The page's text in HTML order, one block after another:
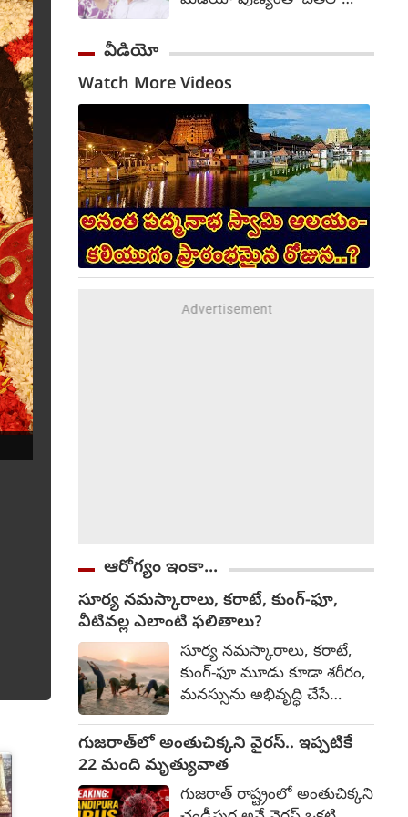
ఆయన డిమాండ్ చేశారు.
దేవరపల్లి పొగాకు వేలం కేంద్రం
వద్ద రైతులతో మాట్లాడిన జగన్,
మరియు కొనుగోళ్లు సరిగ్గా
జరగకపోవడం వల్ల రైతులు భారీ
నష్టాలను చవిచూస్తున్నారని
పేర్కొన్నారు.
పరిచయాలు కాస్త ప్రేమగా, ఆపై
మోసాలుగా మారుతున్నాయి.
తాజాగా ప్రేమ పేరుతో ప్రియుడు
మోసం చేశాడని, ఓ యువతి
అతని ఇంటి ముందు నిరసన
తెలిపింది. ఈ ఘటన
హైదరాబాదులో చోటుచేసుకుంది.
వీడియో
Watch More Videos
ఆరోగ్యం ఇంకా...
సూర్య నమస్కారాలు, కరాటే, కుంగ్-ఫూ,
వీటివల్ల ఎలాంటి ఫలితాలు?
సూర్య నమస్కారాలు, కరాటే,
కుంగ్-ఫూ మూడు కూడా శరీరం,
మనస్సును అభివృద్ధి చేసే
ఫలితాల్లో కొంత తేడా ఉంటుంది.
వేటివల్ల ఎలాంటి ఫలితాలు
వుంటాయో తెలుసుకుందాము.
సూర్య నమస్కారాలు శరీరంలోని
గుజరాత్‌లో అంతుచిక్కని వైరస్.. ఇప్పటికే
22 మంది మృత్యువాత
గుజరాత్ రాష్ట్రంలో అంతుచిక్కని